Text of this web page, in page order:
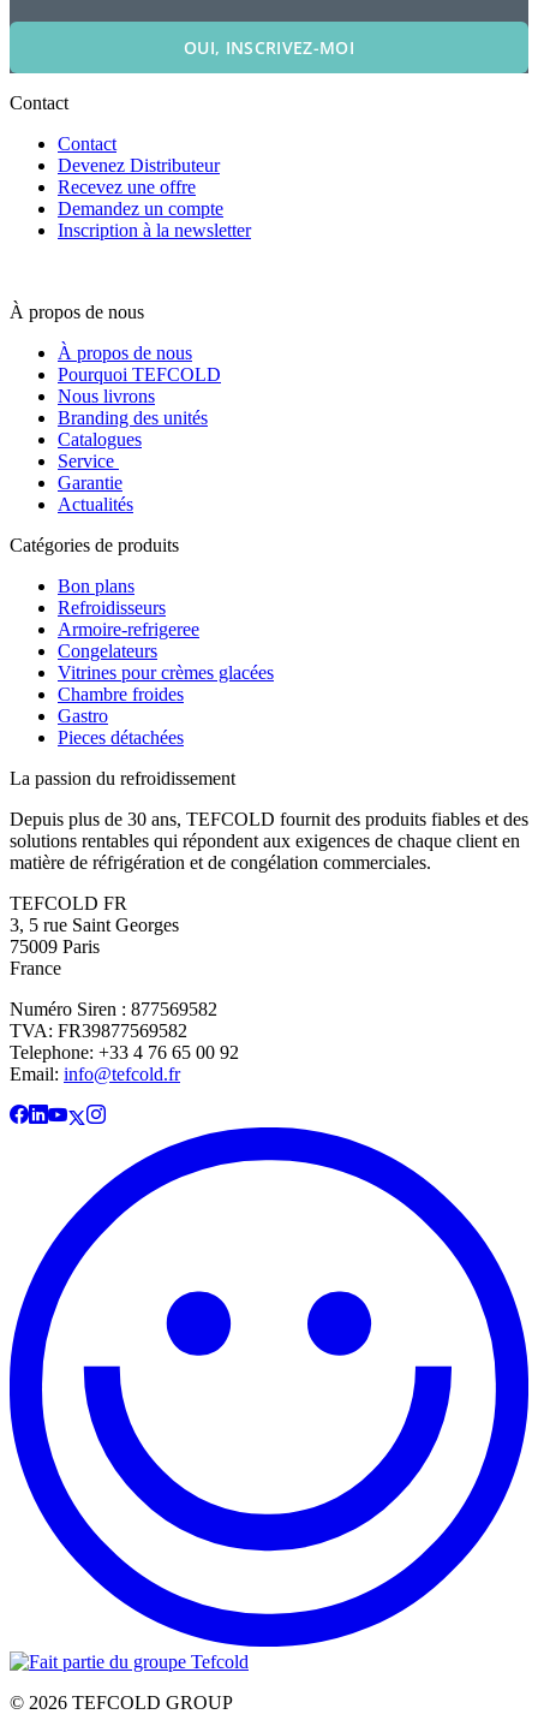
OUI, INSCRIVEZ-MOI
Contact
Contact
Devenez Distributeur
Recevez une offre
Demandez un compte
Inscription à la newsletter
À propos de nous
À propos de nous
Pourquoi TEFCOLD
Nous livrons
Branding des unités
Catalogues
Service
Garantie
Actualités
Catégories de produits
Bon plans
Refroidisseurs
Armoire-refrigeree
Congelateurs
Vitrines pour crèmes glacées
Chambre froides
Gastro
Pieces détachées
La passion du refroidissement
Depuis plus de 30 ans, TEFCOLD fournit des produits fiables et des
solutions rentables qui répondent aux exigences de chaque client en
matière de réfrigération et de congélation commerciales.
TEFCOLD FR
3, 5 rue Saint Georges
75009 Paris
France
Numéro Siren : 877569582
TVA: FR39877569582
Telephone: +33 4 76 65 00 92
Email: info@tefcold.fr
© 2026 TEFCOLD GROUP